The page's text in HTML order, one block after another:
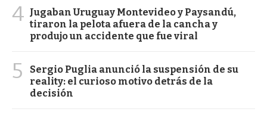
4 Jugaban Uruguay Montevideo y Paysandú,
tiraron la pelota afuera de la cancha y
produjo un accidente que fue viral
5
Sergio Puglia anunció la suspensión de su
reality: el curioso motivo detrás de la
decisión